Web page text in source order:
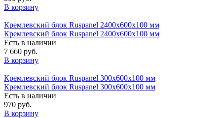
В корзину
Кремлевский блок Ruspanel 2400х600х100 мм
Кремлевский блок Ruspanel 2400х600х100 мм
Есть в наличии
7 660 руб.
В корзину
Кремлевский блок Ruspanel 300х600х100 мм
Кремлевский блок Ruspanel 300х600х100 мм
Есть в наличии
970 руб.
В корзину